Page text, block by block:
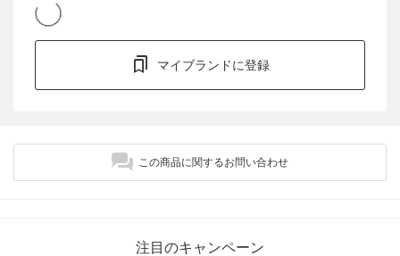
マイブランドに登録
この商品に関するお問い合わせ
注目のキャンペーン